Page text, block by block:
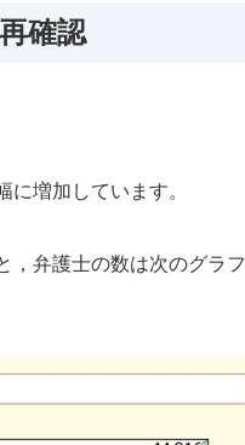
確認
増加しています。
，弁護士の数は次のグラフ